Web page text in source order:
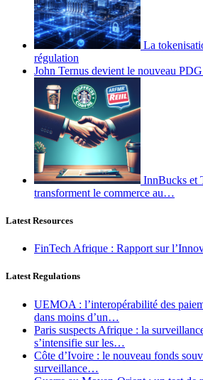
La
régulation
John Ternus devient le nouveau
InnBucks et
transforment le commerce au…
Latest Resources
FinTech Afrique : Rapport sur
Latest Regulations
UEMOA : l’interopérabilité des
dans moins d’un…
Paris suspects Afrique : la
s’intensifie sur les…
Côte d’Ivoire : le nouveau fonds
surveillance…